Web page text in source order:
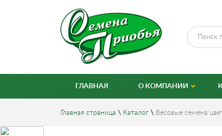
ГЛАВНАЯ О КОМПАНИИ
Главная страница \ Каталог \ Весовые семена